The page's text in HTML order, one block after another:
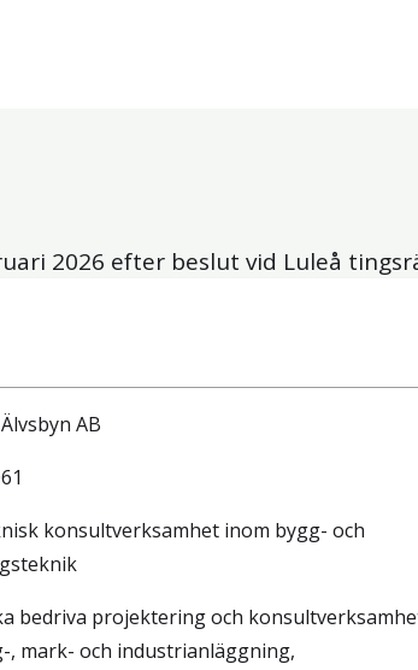
2026 efter beslut vid Luleå
AB
konsultverksamhet inom bygg- och
bedriva projektering och
, mark- och industrianläggning,